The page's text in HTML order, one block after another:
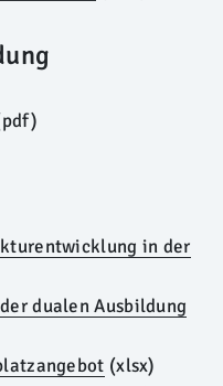
in der
dualen Ausbildung
(xlsx)